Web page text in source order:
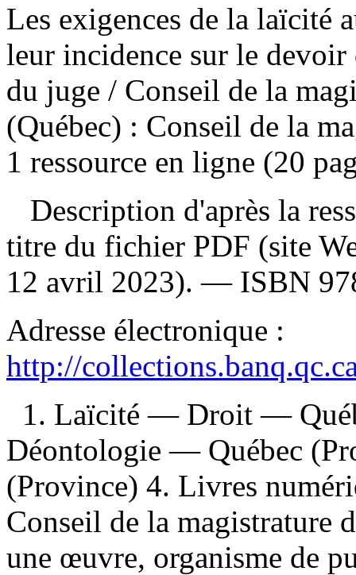
Les exigences de la laïcité
leur incidence sur le devoir
du juge / Conseil de la
(Québec) : Conseil de la
1 ressource en ligne (20
Description d'après la
titre du fichier PDF (site
12 avril 2023). — ISBN
Adresse électronique :
http://
1. Laïcité — Droit —
Déontologie — Québec
(Province) 4. Livres
Conseil de la magistrature
une œuvre, organisme de